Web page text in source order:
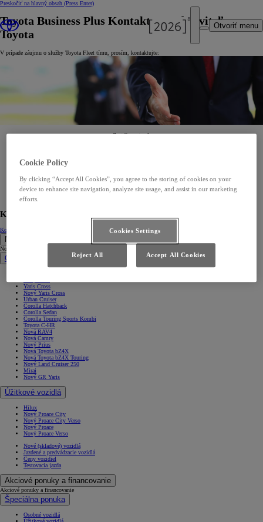
Preskočiť na hlavný obsah (Press Enter)
Otvoriť menu
Toyota Business Plus Kontakt s predstaviteľom
Toyota
V prípade záujmu o služby Toyota Fleet tímu, prosím, kontaktujte:
fleet@toyota.sk
martin.mikula@toyota-ce.com
Tomáš Stromček
Fleet Key Account Manager
Kontaktujte nás
Kontakt
Nové vozidlá
Nové vozidlá
Osobné vozidlá
Yaris Cross
Nový Yaris Cross
Urban Cruiser
Corolla Hatchback
Corolla Sedan
Corolla Touring Sports Kombi
Toyota C-HR
Nová RAV4
Nová Camry
Nový Prius
Nová Toyota bZ4X
Nová Toyota bZ4X Touring
Nový Land Cruiser 250
Mirai
Nový GR Yaris
Úžitkové vozidlá
Hilux
Nový Proace City
Nový Proace City Verso
Nový Proace
Nový Proace Verso
Nové (skladové) vozidlá
Jazdené a predvádzacie vozidlá
Ceny vozidiel
Testovacia jazda
Akciové ponuky a financovanie
Akciové ponuky a financovanie
Špeciálna ponuka
Osobné vozidlá
Cookie Policy
By clicking “Accept All Cookies”, you agree to the storing of cookies on your
device to enhance site navigation, analyze site usage, and assist in our marketing
efforts.
Cookies Settings
Reject All Accept All Cookies